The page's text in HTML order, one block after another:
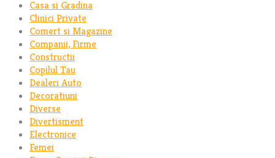
Casa si Gradina
Clinici Private
Comert si Magazine
Companii, Firme
Constructii
Copilul Tau
Dealeri Auto
Decoratiuni
Diverse
Divertisment
Electronice
Femei